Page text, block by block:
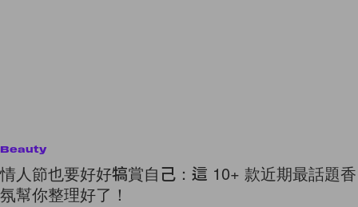
Beauty
情人節也要好好犒賞自己：這 10+ 款近期最話題香
氛幫你整理好了！